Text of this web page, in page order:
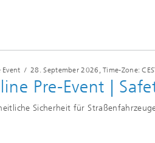
/28. September 2026 , Time-Zone:
Pre-Event |
Sicherheit für